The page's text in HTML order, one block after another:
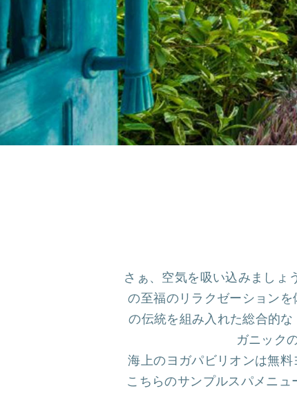
さぁ、空気を吸い込みまし
の至福のリラクゼーション
の伝統を組み入れた総合的
ガニック
海上のヨガパビリオンは無
こちらのサンプルスパメニ